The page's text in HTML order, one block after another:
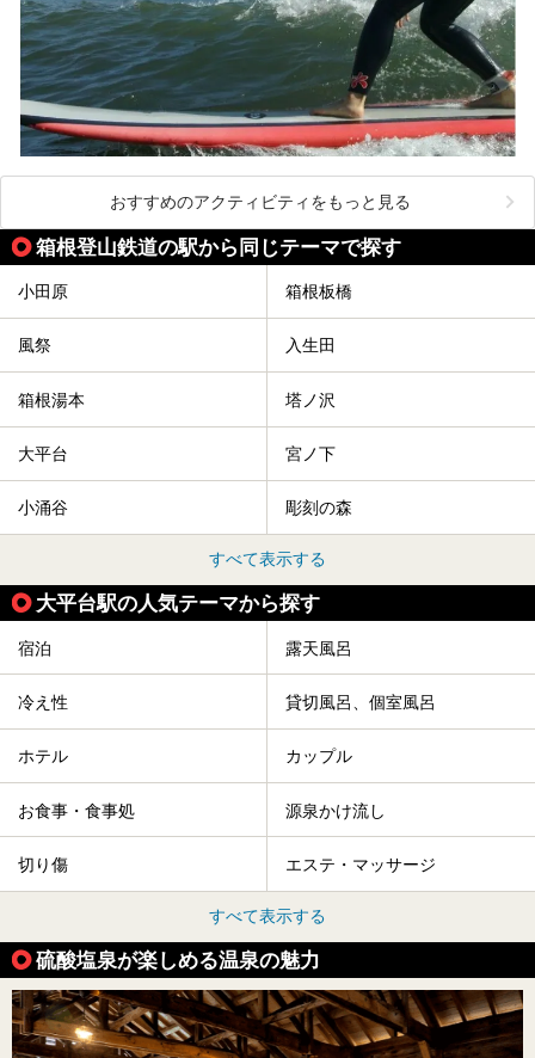
おすすめのアクティビティをもっと見る
箱根登山鉄道の駅から同じテーマで探す
小田原 箱根板橋
風祭 入生田
箱根湯本 塔ノ沢
大平台 宮ノ下
小涌谷 彫刻の森
すべて表示する
大平台駅の人気テーマから探す
宿泊 露天風呂
冷え性 貸切風呂、個室風呂
ホテル カップル
お食事・食事処 源泉かけ流し
切り傷 エステ・マッサージ
すべて表示する
硫酸塩泉が楽しめる温泉の魅力